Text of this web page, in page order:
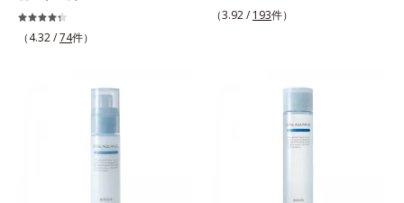
適量（2プッシュ程度）をとり、手
くいメイクを落とす際は、乾いた手
にとり、メイクとしっかりなじませ
てください。3.メイクとなじんだ
ら、水またはぬるま湯でよく洗い流
スを防ぐ*2 ナイアシンアミド（有
効成分）、水添大豆リン脂質、フィ
素地、ホホバアルコール、トリステ
アリン酸デカグリセリル（基剤）*5
方との比較*6 ドクダミエキス、シ
クロヘキサンジカルボン酸ビスエト
「CLEANENCE（クリーンエン
ス）」が目指すのは、まっさらな素
されるはずだった原料や資源を「ア
ップサイクル（そのまま再利用する
めるような加工を行う）」。不要と
されるものを生まれ変わらせて新し
（4.32 /74件）
す。年齢印象研究に基づいた肌サイ
スタイルになじむ、若々しい印象(*)
リを与え若々しい印象
（3.92 / 193件）